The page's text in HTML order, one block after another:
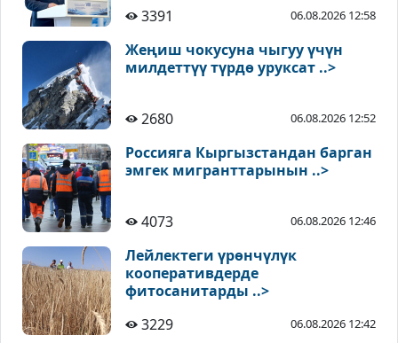
3391
06.08.2026 12:58
Жеңиш чокусуна чыгуу үчүн
милдеттүү түрдө уруксат ..>
2680 06.08.2026 12:52
Россияга Кыргызстандан барган
эмгек мигранттарынын ..>
4073 06.08.2026 12:46
Лейлектеги үрөнчүлүк
кооперативдерде
фитосанитарды ..>
3229
06.08.2026 12:42